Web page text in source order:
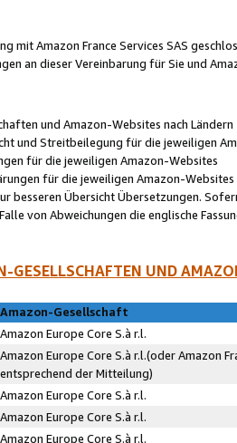
mit Amazon France Services SAS
an dieser Vereinbarung für Sie und
und Amazon-Websites nach Ländern
und Streitbeilegung für die jeweiligen
für die jeweiligen Amazon-Websites
für die jeweiligen Amazon-Websites
besseren Übersicht Übersetzungen.
von Abweichungen die englische
GESELLSCHAFTEN UND
Amazon-Gesellschaft
Amazon Europe Core S.à r.l.
Amazon Europe Core S.à r.l.(oder Amazon
entsprechend der Mitteilung)
Amazon Europe Core S.à r.l.
Amazon Europe Core S.à r.l.
Amazon Europe Core S.à r.l.